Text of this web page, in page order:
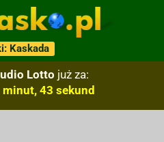
Kaskada
Lotto już za:
42 sekund